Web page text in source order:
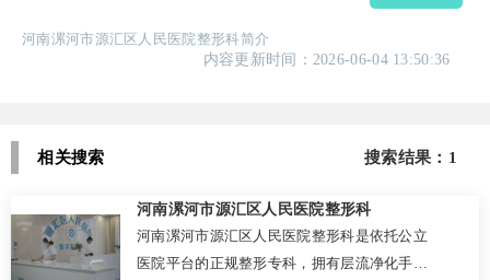
河南漯河市源汇区人民医院整形科简介
内容更新时间：2026-06-04 13:50:36
相关搜索 搜索结果：1
河南漯河市源汇区人民医院整形科
河南漯河市源汇区人民医院整形科是依托公立
医院平台的正规整形专科，拥有层流净化手术